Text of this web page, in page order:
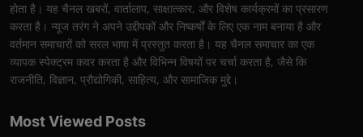
होता है। यह चैनल खबरों, वार्तालाप, साक्षात्कार, और विशेष कार्यक्रमों का प्रसारण
करता है। न्यूज तरंग ने अपने उद्दीपकों और निष्कर्षों के लिए एक नाम बनाया है और
वर्तमान समाचारों को सरल भाषा में प्रस्तुत करता है। यह चैनल समाचार का एक
व्यापक स्पेक्ट्रम कवर करता है और विभिन्न विषयों पर चर्चा करता है, जैसे कि
राजनीति, विज्ञान, प्रौद्योगिकी, साहित्य, और सामाजिक मुद्दे।
Most Viewed Posts